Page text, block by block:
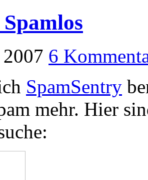
6
SpamSentry
mehr. Hier